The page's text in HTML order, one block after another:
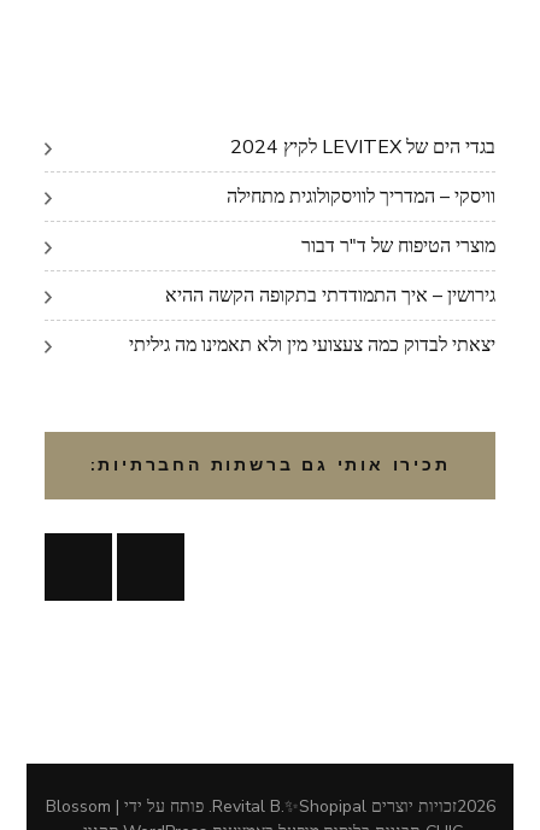
בגדי הים של LEVITEX לקיץ 2024
וויסקי – המדריך לוויסקולוגית מתחילה
מוצרי הטיפוח של ד"ר דבור
גירושין – איך התמודדתי בתקופה הקשה ההיא
יצאתי לבדוק כמה צעצועי מין ולא תאמינו מה גיליתי
תכירו אותי גם ברשתות החברתיות:
2026זכויות יוצרים Revital B.✨Shopipal
.
פותח על ידי | Blossom